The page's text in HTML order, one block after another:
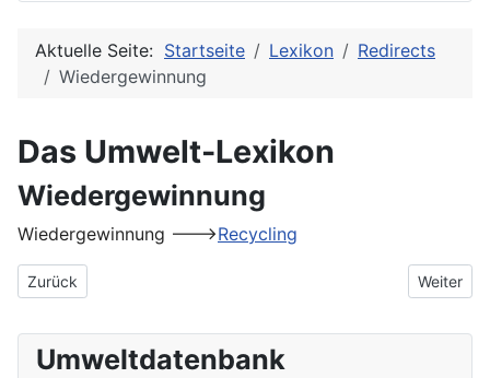
Aktuelle Seite: Startseite Lexikon
Redirects
Wiedergewinnung
Das Umwelt-Lexikon
Wiedergewinnung
Wiedergewinnung --->Recycling
Vorheriger Beitrag: WGZ
Zurück Nächster
Weiter
Umweltdatenbank